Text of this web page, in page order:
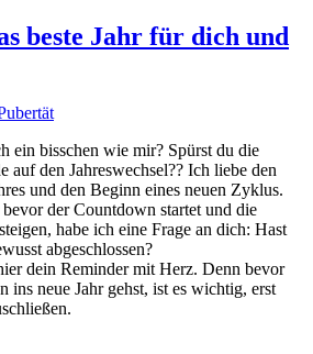
beste Jahr für dich und
ein bisschen wie mir? Spürst du die
auf den Jahreswechsel?? Ich liebe den
und den Beginn eines neuen Zyklus.
der Countdown startet und die
habe ich eine Frage an dich: Hast
abgeschlossen?
dein Reminder mit Herz. Denn bevor
ins neue Jahr gehst, ist es wichtig, erst